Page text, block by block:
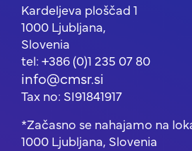
Kardeljeva ploščad 1
1000 Ljubljana,
Slovenia
tel: +386 (0)1 235 07 80
info@cmsr.si
Tax no: SI91841917
*Začasno se nahajamo na
1000 Ljubljana, Slovenia